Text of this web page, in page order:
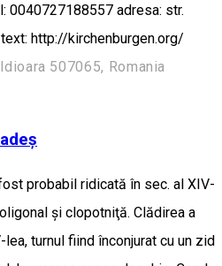
0040727188557 adresa: str.
http://kirchenburgen.org/
507065, Romania
probabil ridicată în sec. al XIV-
şi clopotniţă. Clădirea a
turnul fiind înconjurat cu un zid